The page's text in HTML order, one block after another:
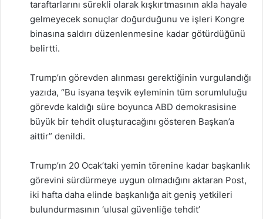
taraftarlarını sürekli olarak kışkırtmasının akla hayale
gelmeyecek sonuçlar doğurduğunu ve işleri Kongre
binasına saldırı düzenlenmesine kadar götürdüğünü
belirtti.
Trump’ın görevden alınması gerektiğinin vurgulandığı
yazıda, “Bu isyana teşvik eyleminin tüm sorumluluğu
görevde kaldığı süre boyunca ABD demokrasisine
büyük bir tehdit oluşturacağını gösteren Başkan’a
aittir” denildi.
Trump’ın 20 Ocak’taki yemin törenine kadar başkanlık
görevini sürdürmeye uygun olmadığını aktaran Post,
iki hafta daha elinde başkanlığa ait geniş yetkileri
bulundurmasının ‘ulusal güvenliğe tehdit’